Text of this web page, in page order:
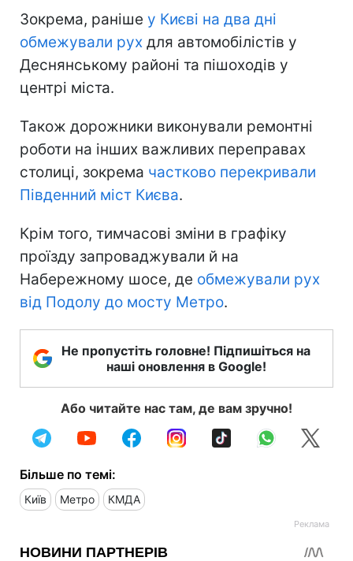
Зокрема, раніше у Києві на два дні
обмежували рух для автомобілістів у
Деснянському районі та пішоходів у
центрі міста.
Також дорожники виконували ремонтні
роботи на інших важливих переправах
столиці, зокрема частково перекривали
Південний міст Києва.
Крім того, тимчасові зміни в графіку
проїзду запроваджували й на
Набережному шосе, де обмежували рух
від Подолу до мосту Метро.
Не пропустіть головне! Підпишіться на
наші оновлення в Google!
Або читайте нас там, де вам зручно!
Більше по темі:
Київ Метро КМДА